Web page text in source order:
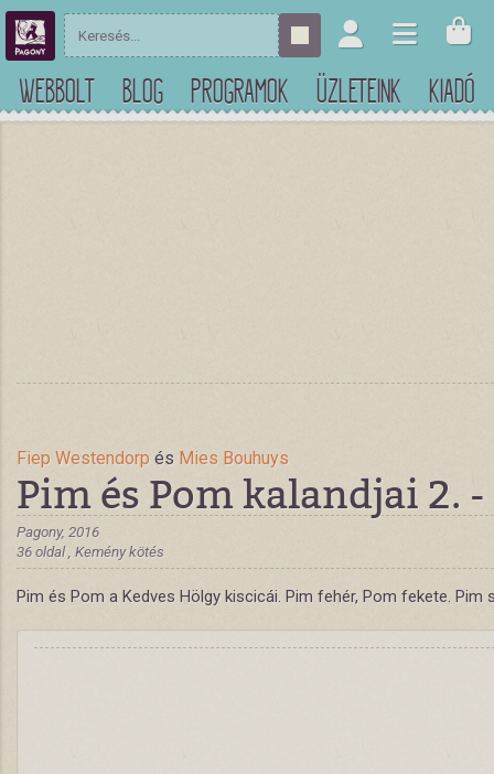
WEBBOLT BLOG PROGRAMOK ÜZLETEINK KIADÓ
Fiep Westendorp és Mies Bouhuys
Pim és Pom kalandjai 2.
Pagony, 2016
36 oldal , Kemény kötés
Pim és Pom a Kedves Hölgy kiscicái. Pim fehér, Pom fekete.